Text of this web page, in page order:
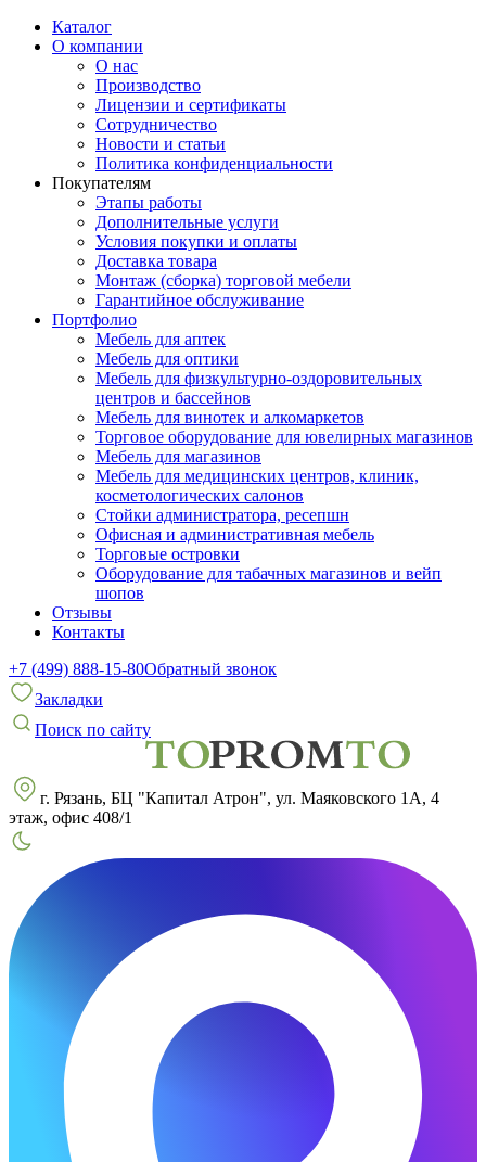
Каталог
О компании
О нас
Производство
Лицензии и сертификаты
Сотрудничество
Новости и статьи
Политика конфиденциальности
Покупателям
Этапы работы
Дополнительные услуги
Условия покупки и оплаты
Доставка товара
Монтаж (сборка) торговой мебели
Гарантийное обслуживание
Портфолио
Мебель для аптек
Мебель для оптики
Мебель для физкультурно-оздоровительных
центров и бассейнов
Мебель для винотек и алкомаркетов
Торговое оборудование для ювелирных магазинов
Мебель для магазинов
Мебель для медицинских центров, клиник,
косметологических салонов
Стойки администратора, ресепшн
Офисная и административная мебель
Торговые островки
Оборудование для табачных магазинов и вейп
шопов
Отзывы
Контакты
+7 (499) 888-15-80Обратный звонок
Закладки
Поиск по сайту
г. Рязань, БЦ "Капитал Атрон", ул. Маяковского 1А, 4
этаж, офис 408/1